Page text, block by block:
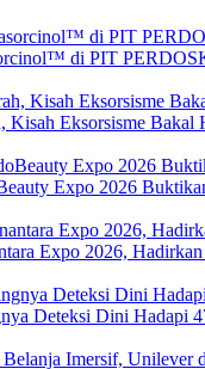
di PIT
Kisah Eksorsisme
Expo 2026
Expo 2026,
Deteksi Dini Hadapi